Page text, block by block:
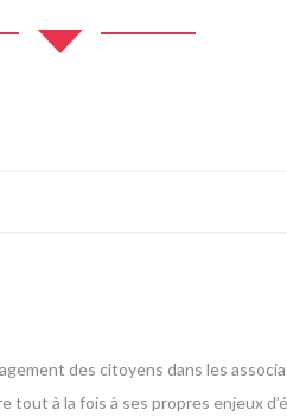
des citoyens dans les
tout à la fois à ses propres enjeux